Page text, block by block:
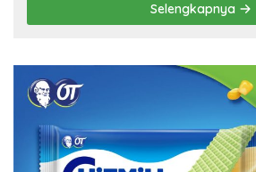
Selengkapnya